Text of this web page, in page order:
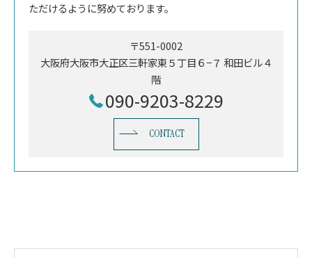
ただけるように努めております。
〒551-0002
大阪府大阪市大正区三軒家東５丁目６−７ 和田ビル４
階
090-9203-8229
CONTACT